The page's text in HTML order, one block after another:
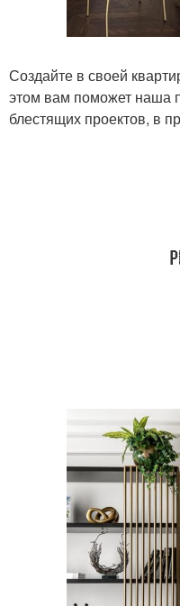
Создайте в своей
этом вам поможет наша
блестящих проектов, в